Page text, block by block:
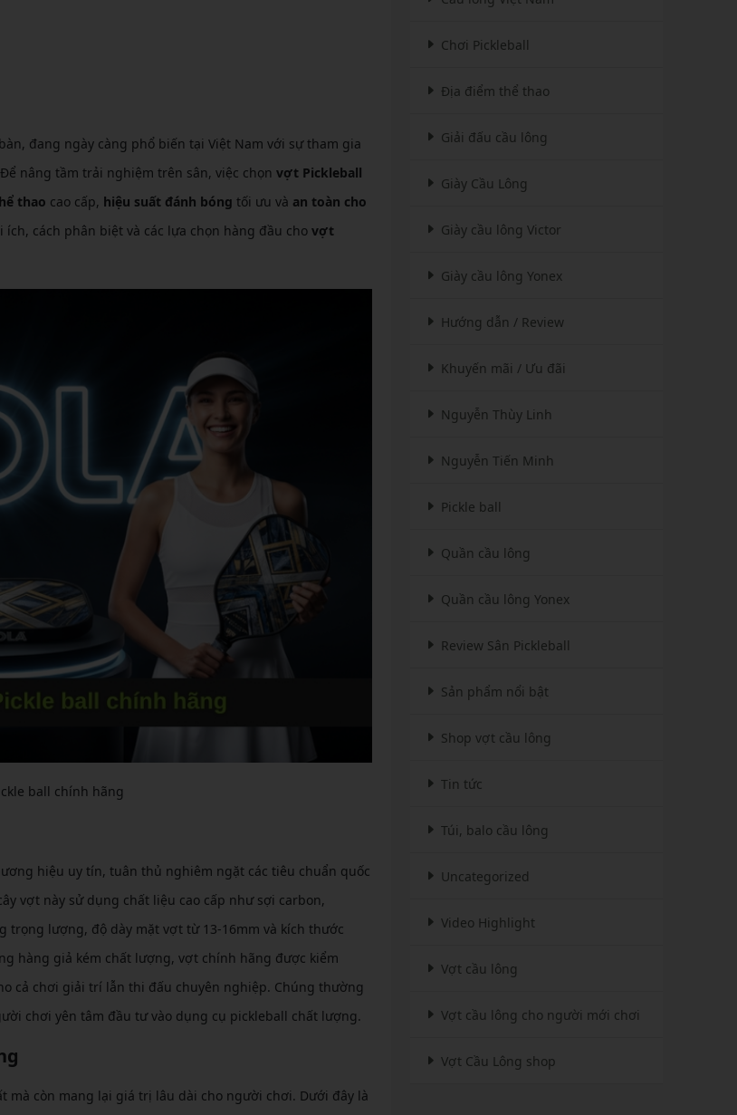
POWER
đang ngày càng phổ biến tại Việt Nam với sự tham gia
nâng tầm trải nghiệm trên sân, việc chọn vợt Pickleball
thao cao cấp, hiệu suất đánh bóng tối ưu và an toàn cho
cách phân biệt và các lựa chọn hàng đầu cho vợt
ball chính hãng
hiệu uy tín, tuân thủ nghiêm ngặt các tiêu chuẩn quốc
vợt này sử dụng chất liệu cao cấp như sợi carbon,
trọng lượng, độ dày mặt vợt từ 13-16mm và kích thước
hàng giả kém chất lượng, vợt chính hãng được kiểm
cả chơi giải trí lẫn thi đấu chuyên nghiệp. Chúng thường
chơi yên tâm đầu tư vào dụng cụ pickleball chất lượng.
mà còn mang lại giá trị lâu dài cho người chơi. Dưới đây là
Chơi Pickleball
Địa điểm thể thao
Giải đấu cầu lông
Giày Cầu Lông
Giày cầu lông Victor
Giày cầu lông Yonex
Hướng dẫn / Review
Khuyến mãi / Ưu đãi
Nguyễn Thùy Linh
Nguyễn Tiến Minh
Pickle ball
Quần cầu lông
Quần cầu lông Yonex
Review Sân Pickleball
Sản phẩm nổi bật
Shop vợt cầu lông
Tin tức
Túi, balo cầu lông
Uncategorized
Video Highlight
Vợt cầu lông
Vợt cầu lông cho người mới chơi
Vợt Cầu Lông shop